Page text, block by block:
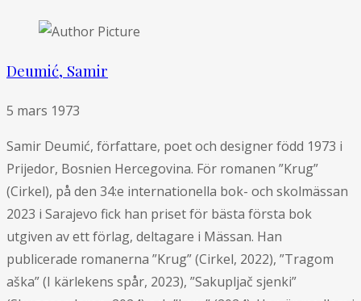
Deumić, Samir
5 mars 1973
Samir Deumić, författare, poet och designer född 1973 i
Prijedor, Bosnien Hercegovina. För romanen ”Krug”
(Cirkel), på den 34:e internationella bok- och skolmässan
2023 i Sarajevo fick han priset för bästa första bok
utgiven av ett förlag, deltagare i Mässan. Han
publicerade romanerna ”Krug” (Cirkel, 2022), ”Tragom
aška” (I kärlekens spår, 2023), ”Sakupljač sjenki”